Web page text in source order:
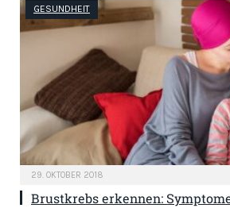
GESUNDHEIT
29. OKTOBER 2018
Brustkrebs erkennen: